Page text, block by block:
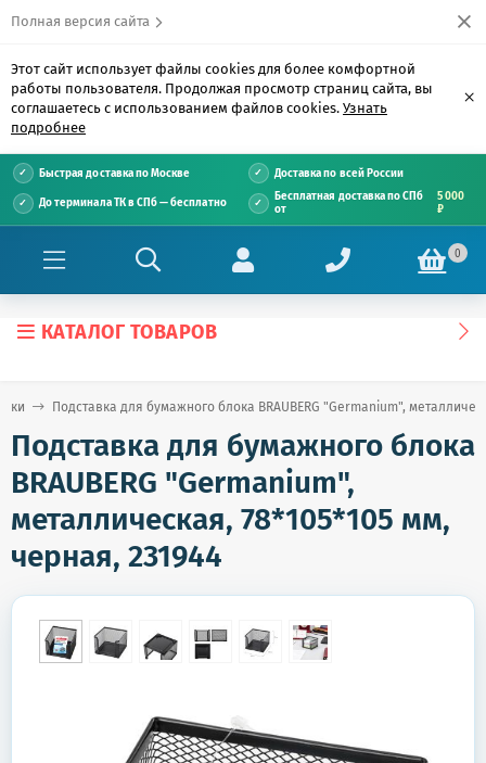
Полная версия сайта
Этот сайт использует файлы cookies для более комфортной
работы пользователя. Продолжая просмотр страниц сайта, вы
соглашаетесь с использованием файлов cookies. Узнать
подробнее
×
Быстрая доставка по Москве Доставка по всей России
До терминала ТК в СПб — бесплатно
Бесплатная доставка по СПб
от
5 000
₽
0
КАТАЛОГ ТОВАРОВ
Подставка для бумажного блока BRAUBERG "Germanium",
Подставка для бумажного блока
BRAUBERG "Germanium",
металлическая, 78*105*105 мм,
черная, 231944